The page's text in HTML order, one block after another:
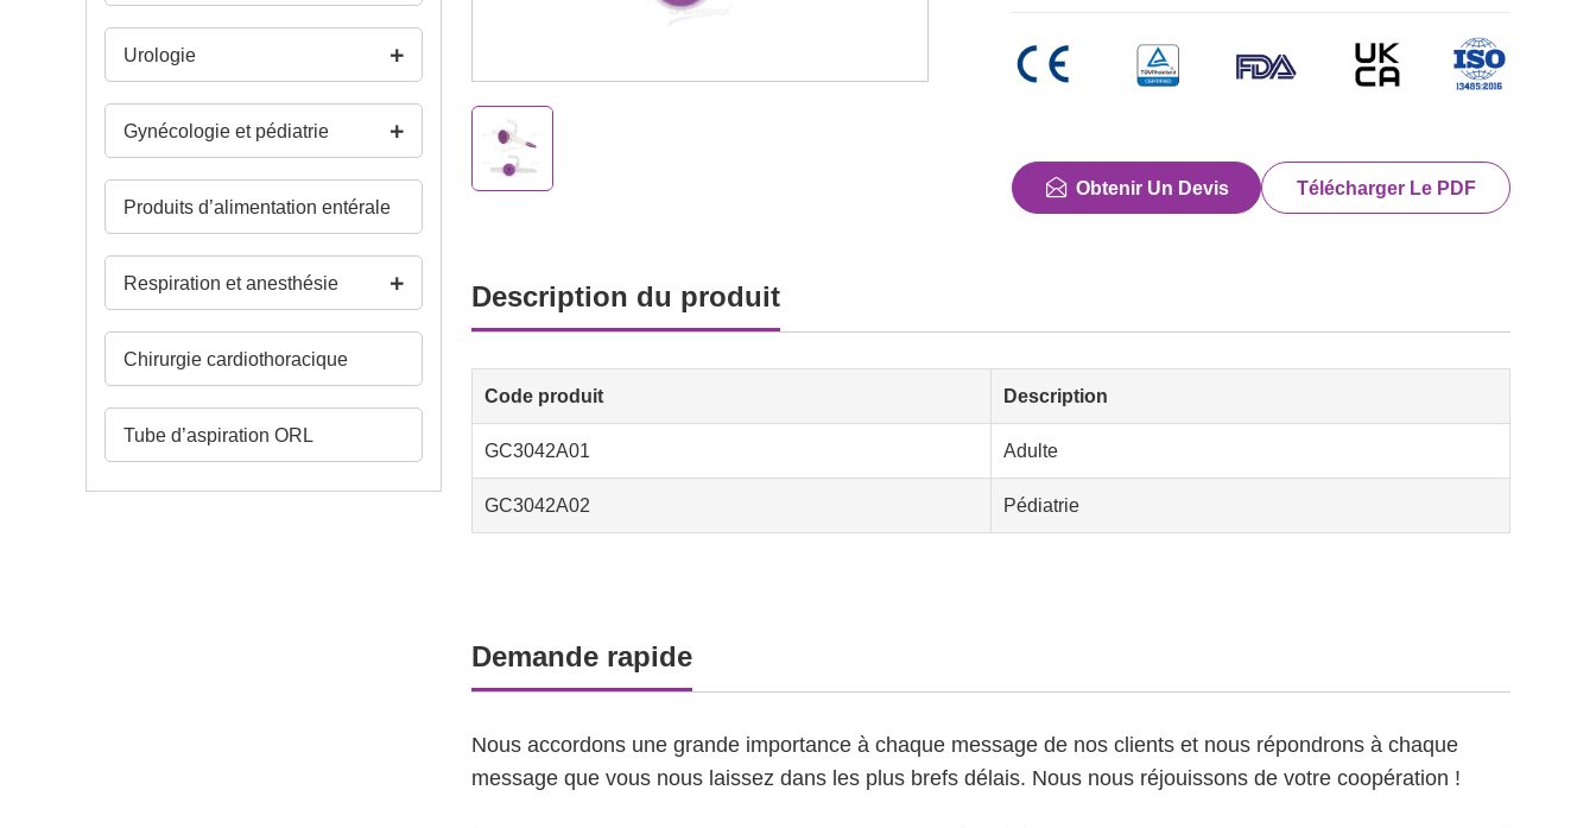
Urologie
Gynécologie et pédiatrie
Produits d’alimentation entérale
Respiration et anesthésie
Chirurgie cardiothoracique
Tube d’aspiration ORL
Obtenir Un Devis Télécharger Le PDF
Description du produit
Code produit Description
GC3042A01 Adulte
GC3042A02 Pédiatrie
Demande rapide
Nous accordons une grande importance à chaque message de nos clients et nous répondrons à chaque
message que vous nous laissez dans les plus brefs délais. Nous nous réjouissons de votre coopération !